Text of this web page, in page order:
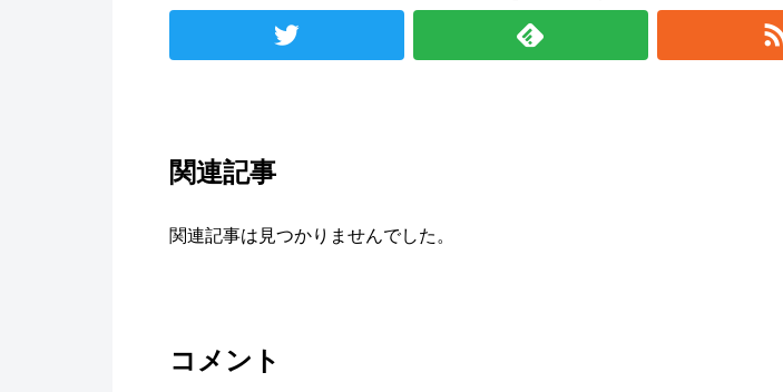
関連記事
関連記事は見つかりませんでした。
コメント